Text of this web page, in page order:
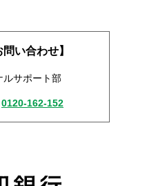
い合わせ】
ルサポート部
0120-162-152